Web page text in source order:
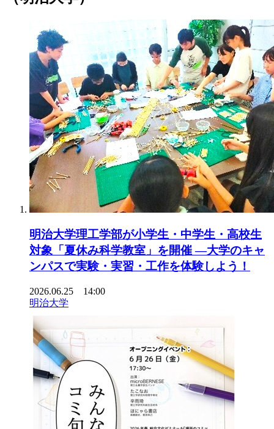
明治大学理工学部が小学生・中学生・高校生
対象「夏休み科学教室」を開催 ―大学のキャ
ンパスで実験・実習・工作を体験しよう！
2026.06.25 14:00
明治大学